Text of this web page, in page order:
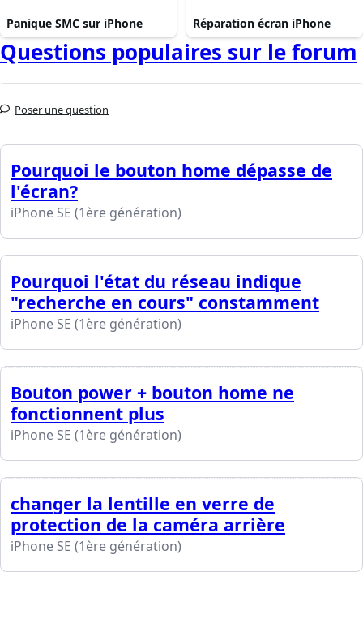
Panique SMC sur iPhone Réparation écran iPhone
Questions populaires sur le forum
Poser une question
Pourquoi le bouton home dépasse de
l'écran?
iPhone SE (1ère génération)
Pourquoi l'état du réseau indique
"recherche en cours" constamment
iPhone SE (1ère génération)
Bouton power + bouton home ne
fonctionnent plus
iPhone SE (1ère génération)
changer la lentille en verre de
protection de la caméra arrière
iPhone SE (1ère génération)